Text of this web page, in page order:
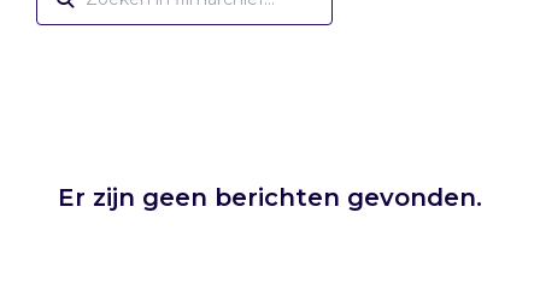
Er zijn geen berichten gevonden.